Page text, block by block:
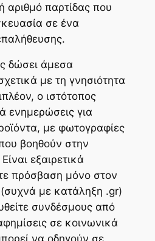
αριθμό παρτίδας που
σε ένα
δώσει άμεσα
με τη γνησιότητα
ο ιστότοπος
ενημερώσεις για
με φωτογραφίες
βοηθούν στην
εξαιρετικά
πρόσβαση μόνο στον
(συχνά με κατάληξη .gr)
συνδέσμους από
σε κοινωνικά